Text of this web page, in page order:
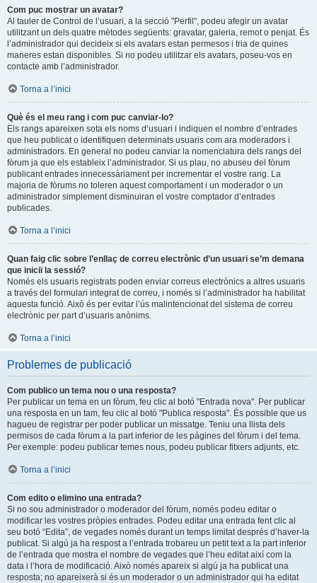
Com puc mostrar un avatar?
Al tauler de Control de l’usuari, a la secció "Perfil", podeu afegir un avatar
utilitzant un dels quatre mètodes següents: gravatar, galeria, remot o penjat. És
l’administrador qui decideix si els avatars estan permesos i tria de quines
maneres estan disponibles. Si no podeu utilitzar els avatars, poseu-vos en
contacte amb l’administrador.
Torna a l’inici
Què és el meu rang i com puc canviar-lo?
Els rangs apareixen sota els noms d’usuari i indiquen el nombre d’entrades
que heu publicat o identifiquen determinats usuaris com ara moderadors i
administradors. En general no podeu canviar la nomenclatura dels rangs del
fòrum ja que els estableix l’administrador. Si us plau, no abuseu del fòrum
publicant entrades innecessàriament per incrementar el vostre rang. La
majoria de fòrums no toleren aquest comportament i un moderador o un
administrador simplement disminuiran el vostre comptador d’entrades
publicades.
Torna a l’inici
Quan faig clic sobre l’enllaç de correu electrònic d’un usuari se’m demana
que iniciï la sessió?
Només els usuaris registrats poden enviar correus electrònics a altres usuaris
a través del formulari integrat de correu, i només si l’administrador ha habilitat
aquesta funció. Això és per evitar l’ús malintencionat del sistema de correu
electrònic per part d’usuaris anònims.
Torna a l’inici
Problemes de publicació
Com publico un tema nou o una resposta?
Per publicar un tema en un fòrum, feu clic al botó "Entrada nova". Per publicar
una resposta en un tam, feu clic al botó "Publica resposta". És possible que us
hagueu de registrar per poder publicar un missatge. Teniu una llista dels
permisos de cada fòrum a la part inferior de les pàgines del fòrum i del tema.
Per exemple: podeu publicar temes nous, podeu publicar fitxers adjunts, etc.
Torna a l’inici
Com edito o elimino una entrada?
Si no sou administrador o moderador del fòrum, només podeu editar o
modificar les vostres pròpies entrades. Podeu editar una entrada fent clic al
seu botó “Edita”, de vegades només durant un temps limitat després d’haver-la
publicat. Si algú ja ha respost a l’entrada trobareu un petit text a la part inferior
de l’entrada que mostra el nombre de vegades que l’heu editat així com la
data i l’hora de modificació. Això només apareix si algú ja ha publicat una
resposta; no apareixerà si és un moderador o un administrador qui ha editat